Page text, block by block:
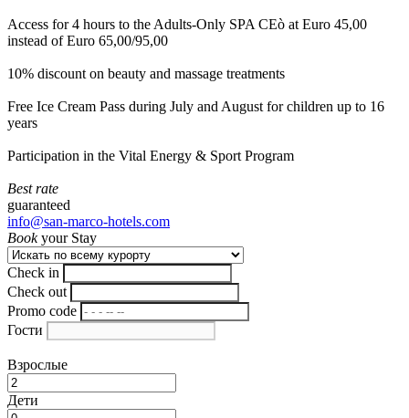
Access for 4 hours to the Adults-Only SPA CEò at Euro 45,00
instead of Euro 65,00/95,00
10% discount on beauty and massage treatments
Free Ice Cream Pass during July and August for children up to 16
years
Participation in the Vital Energy & Sport Program
Best rate
guaranteed
info@san-marco-hotels.com
Bookyour Stay
Check in
Check out
Promo code
Гости
Взрослые
Дети